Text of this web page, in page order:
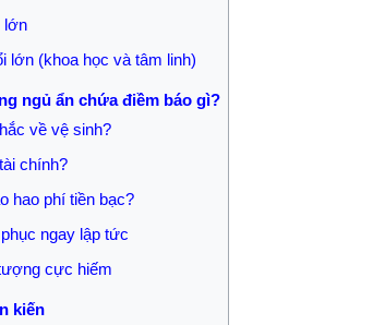
lớn
lớn (khoa học và tâm linh)
ngủ ẩn chứa điềm báo gì?
về vệ sinh?
chính?
hao phí tiền bạc?
ngay lập tức
cực hiếm
kiến